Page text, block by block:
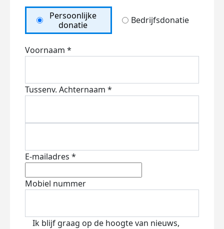
Persoonlijke
donatie
Bedrijfsdonatie
Voornaam *
Tussenv. Achternaam *
E-mailadres *
Mobiel nummer
Ik blijf graag op de hoogte van nieuws,